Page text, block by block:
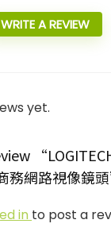
WRITE A REVIEW
yet.
務網路視像鏡頭
in to post a